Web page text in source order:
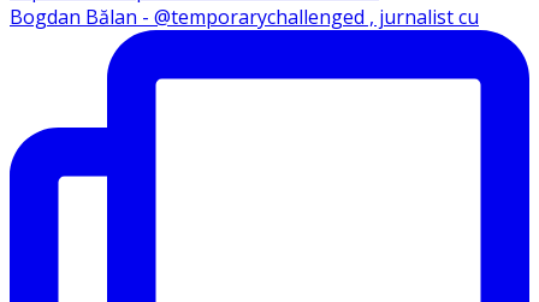
Bogdan Bălan - @temporarychallenged , jurnalist cu